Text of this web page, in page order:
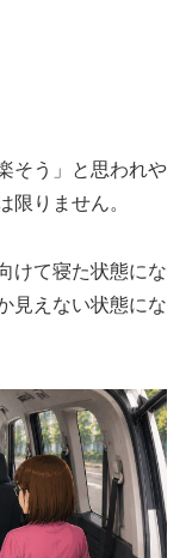
そう」と思われや
限りません。
けて寝た状態にな
見えない状態にな